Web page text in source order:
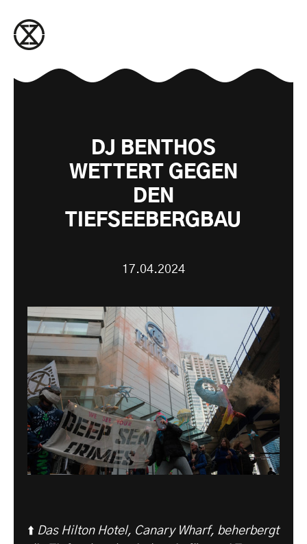
DJ BENTHOS
WETTERT GEGEN
DEN
TIEFSEEBERGBAU
17.04.2024
⬆️ Das Hilton Hotel, Canary Wharf, beherbergt